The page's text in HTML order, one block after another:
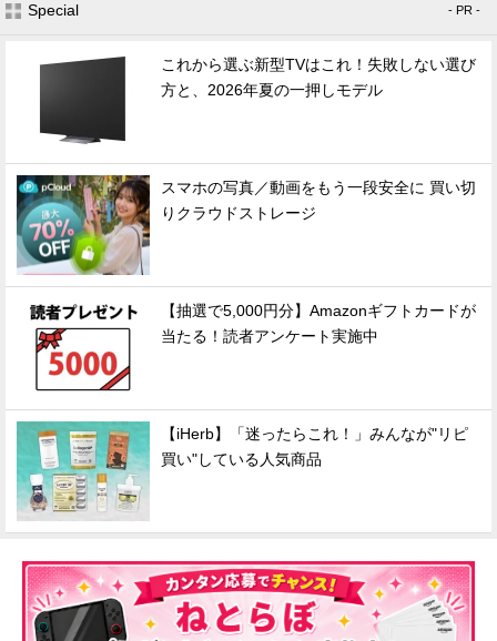
Special - PR -
これから選ぶ新型TVはこれ！失敗しない選び
方と、2026年夏の一押しモデル
スマホの写真／動画をもう一段安全に 買い切
りクラウドストレージ
【抽選で5,000円分】Amazonギフトカードが
当たる！読者アンケート実施中
【iHerb】「迷ったらこれ！」みんなが"リピ
買い"している人気商品